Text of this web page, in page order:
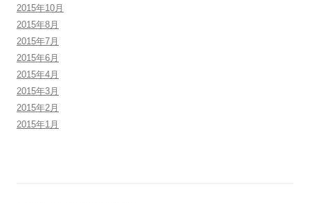
2015年10月
2015年8月
2015年7月
2015年6月
2015年4月
2015年3月
2015年2月
2015年1月